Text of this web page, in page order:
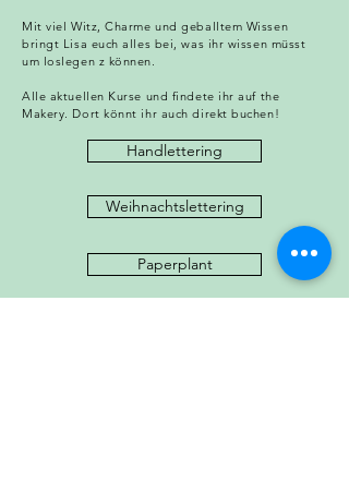
Mit viel Witz, Charme und geballtem Wissen
bringt Lisa euch alles bei, was ihr wissen müsst
um loslegen z können.
Alle aktuellen Kurse und findete ihr auf the
Makery. Dort könnt ihr auch direkt buchen!
Handlettering
Weihnachtslettering
Paperplant